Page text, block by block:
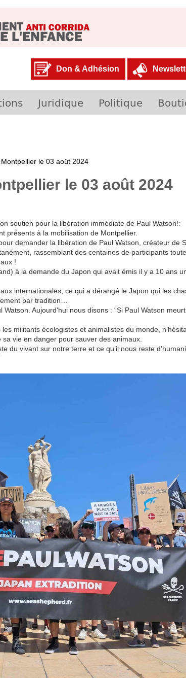
Don & Adhésion
Juridique Politique
le 03 août 2024
le 03 août 2024
soutien pour la libération immédiate de Paul Watson!:
présents à la mobilisation de Montpellier.
demander la libération de Paul Watson, créateur de
rassemblant des centaines de participants
!
à la demande du Japon qui avait émis il y a 10 ans
internationales, ce qui a dérangé le Japon qui les
par tradition…
Aujourd’hui nous disons : “Si Paul Watson
militants écologistes et animalistes du monde,
vie en danger pour sauver des animaux.
du vivant sur notre terre et ce qu’il nous reste